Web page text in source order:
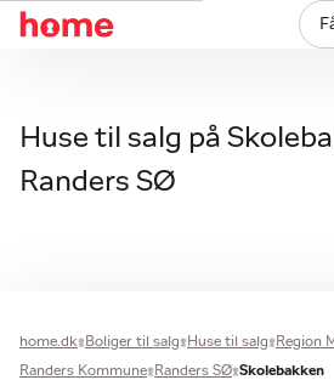
Huse til salg på
Randers SØ
home.dk Boliger til salg Huse til salg
Region
Randers Kommune
Randers SØ Skolebakken